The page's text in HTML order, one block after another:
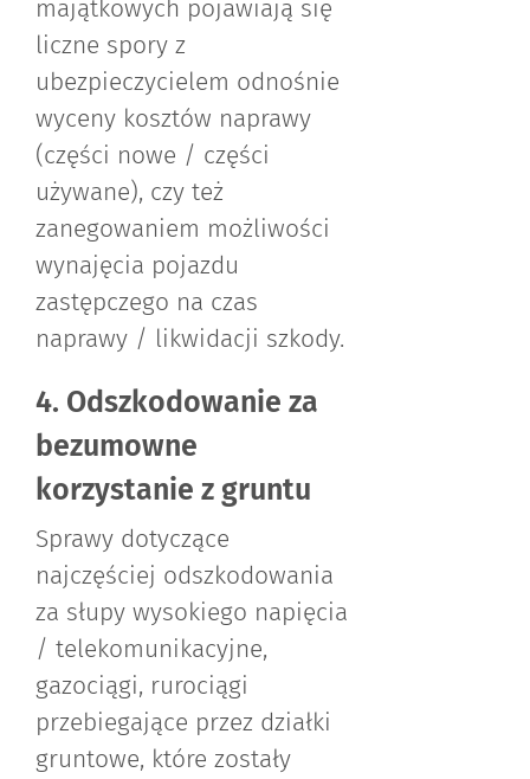
majątkowych pojawiają się
liczne spory z
ubezpieczycielem odnośnie
wyceny kosztów naprawy
(części nowe / części
używane), czy też
zanegowaniem możliwości
wynajęcia pojazdu
zastępczego na czas
naprawy / likwidacji szkody.
4. Odszkodowanie za
bezumowne
korzystanie z gruntu
Sprawy dotyczące
najczęściej odszkodowania
za słupy wysokiego napięcia
/ telekomunikacyjne,
gazociągi, rurociągi
przebiegające przez działki
gruntowe, które zostały